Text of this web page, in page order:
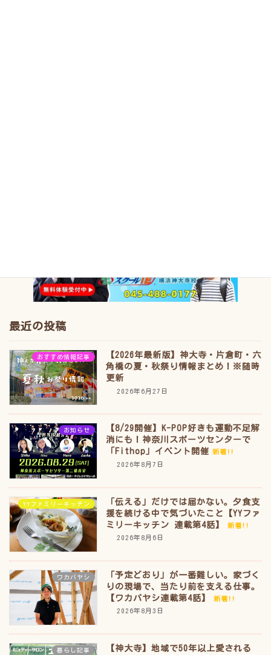
最近の投稿
おすすめ情報記事
【2026年最新版】神大寺・片倉町・六
角橋の夏・秋祭り情報まとめ！※随時
更新
2026年6月27日
お知らせ
【8/29開催】K-POP好きも運動不足解
消にも！神奈川スポーツセンターで
「Fithop」イベント開催 新着!!
2026年8月7日
YYファミリーキッチン
「伝える」だけでは届かない。夕食支
援を続ける中で気づいたこと【YYファ
ミリーキッチン 連載第4話】
新着!!
2026年8月6日
ワカバヤシ
「予定どおり」が一番難しい。家づく
りの現場で、当たり前を支える仕事。
【ワカバヤシ連載第4話】
新着!!
2026年8月3日
暮らし記事
【神大寺】地域で50年以上愛される